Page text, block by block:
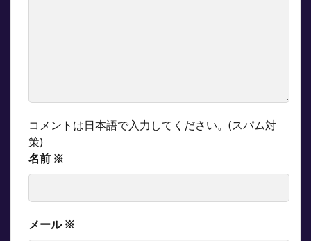
コメントは日本語で入力してください。(スパム対
策)
名前 ※
メール ※